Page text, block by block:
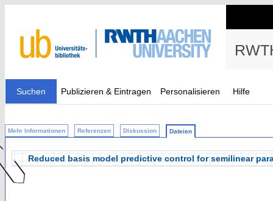
Suchen Publizieren & Eintragen Personalisieren Hilfe
Mehr Informationen Referenzen Diskussion Dateien
Reduced basis model predictive control for semilinear